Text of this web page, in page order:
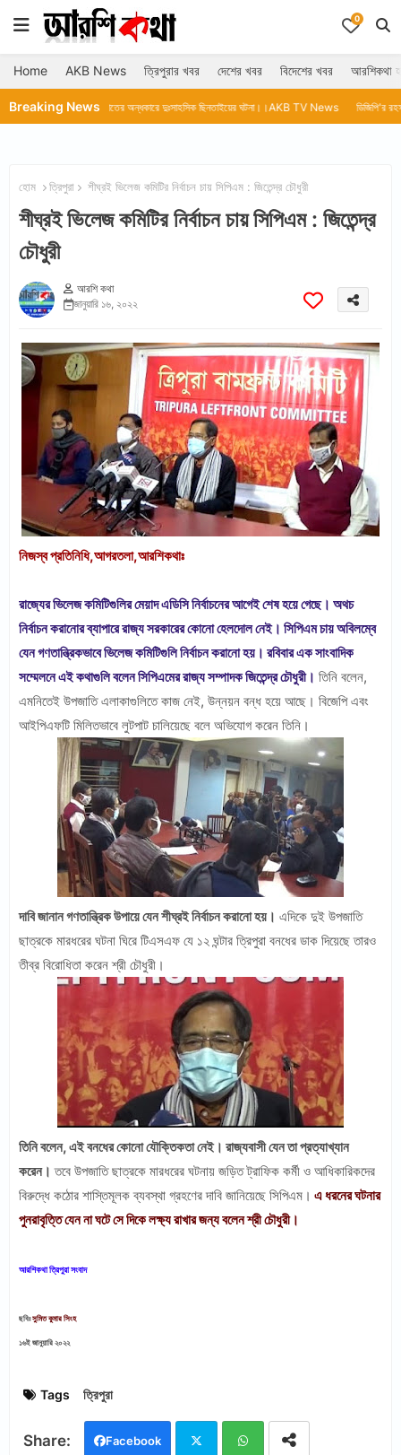
0
Home AKB News ত্রিপুরার খবর দেশের খবর বিদেশের খবর আরশিকথা
Breaking News
রাতের অন্ধকারে দুঃসাহসিক ছিনতাইয়ের ঘটনা।।AKB TV News ডিজিপি'র রহস্য মৃত্যুর নিরপেক্ষ
হোম ত্রিপুরা শীঘ্রই ভিলেজ কমিটির নির্বাচন চায় সিপিএম : জিতেন্দ্র চৌধুরী
শীঘ্রই ভিলেজ কমিটির নির্বাচন চায় সিপিএম : জিতেন্দ্র
চৌধুরী
আরশি কথা
জানুয়ারি ১৬, ২০২২
নিজস্ব প্রতিনিধি,আগরতলা,আরশিকথাঃ
রাজ্যের ভিলেজ কমিটিগুলির মেয়াদ এডিসি নির্বাচনের আগেই শেষ হয়ে গেছে। অথচ
নির্বাচন করানোর ব্যাপারে রাজ্য সরকারের কোনো হেলদোল নেই। সিপিএম চায় অবিলম্বে
যেন গণতান্ত্রিকভাবে ভিলেজ কমিটিগুলি নির্বাচন করানো হয়। রবিবার এক সাংবাদিক
সম্মেলনে এই কথাগুলি বলেন সিপিএমের রাজ্য সম্পাদক জিতেন্দ্র চৌধুরী। তিনি বলেন,
এমনিতেই উপজাতি এলাকাগুলিতে কাজ নেই, উন্নয়ন বন্ধ হয়ে আছে। বিজেপি এবং
আইপিএফটি মিলিতভাবে লুটপাট চালিয়েছে বলে অভিযোগ করেন তিনি।
দাবি জানান গণতান্ত্রিক উপায়ে যেন শীঘ্রই নির্বাচন করানো হয়। এদিকে দুই উপজাতি
ছাত্রকে মারধরের ঘটনা ঘিরে টিএসএফ যে ১২ ঘন্টার ত্রিপুরা বনধের ডাক দিয়েছে তারও
তীব্র বিরোধিতা করেন শ্রী চৌধুরী।
তিনি বলেন, এই বনধের কোনো যৌক্তিকতা নেই। রাজ্যবাসী যেন তা প্রত্যাখ্যান
করেন। তবে উপজাতি ছাত্রকে মারধরের ঘটনায় জড়িত ট্রাফিক কর্মী ও আধিকারিকদের
বিরুদ্ধে কঠোর শাস্তিমূলক ব্যবস্থা গ্রহণের দাবি জানিয়েছে সিপিএম। এ ধরনের ঘটনার
পুনরাবৃত্তি যেন না ঘটে সে দিকে লক্ষ্য রাখার জন্য বলেন শ্রী চৌধুরী।
আরশিকথা ত্রিপুরা সংবাদ
ছবিঃসুমিত কুমার সিংহ
১৬ই জানুয়ারি ২০২২
Tags ত্রিপুরা
Facebook